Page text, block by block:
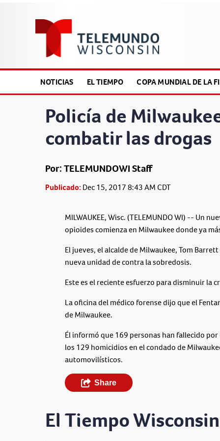
NOTICIAS EL TIEMPO COPA MUNDIAL DE LA
Policía de
combatir las drogas
Por: TELEMUNDOWI Staff
Publicado: Dec 15, 2017 8:43 AM CDT
MILWAUKEE, Wisc. (TELEMUNDO WI) -- Un
opioides comienza en Milwaukee donde ya
El jueves, el alcalde de Milwaukee, Tom
nueva unidad de contra la sobredosis.
Este es el reciente esfuerzo para disminuir la
La oficina del médico forense dijo que el
de Milwaukee.
Él informó que 169 personas han fallecido
los 129 homicidios en el condado de
automovilísticos.
Share
El Tiempo Wisconsin